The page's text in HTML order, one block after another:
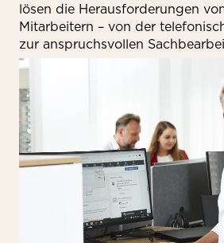
lösen die Herausforderungen
Mitarbeitern – von der
zur anspruchsvollen